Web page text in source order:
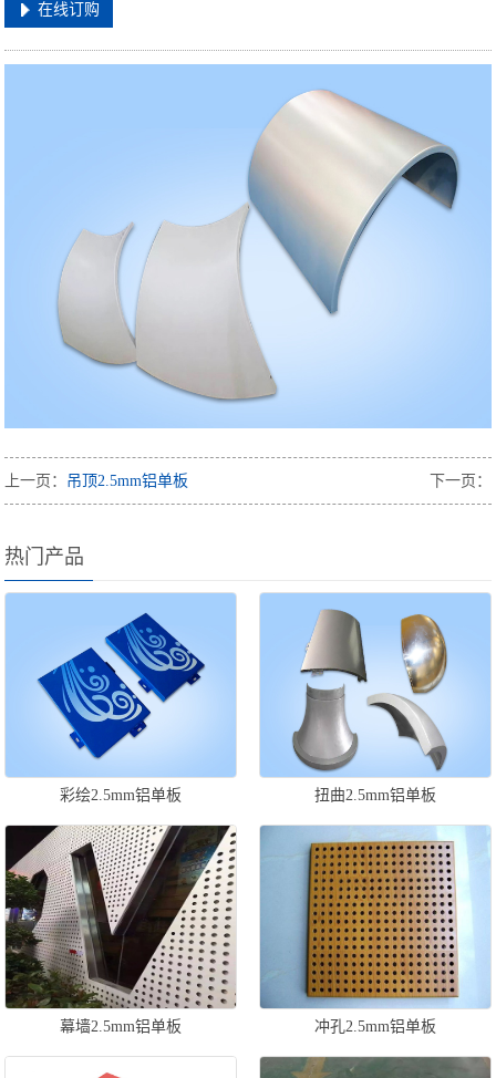
在线订购
上一页： 吊顶2.5mm铝单板 下一页：
热门产品
彩绘2.5mm铝单板 扭曲2.5mm铝单板
幕墙2.5mm铝单板 冲孔2.5mm铝单板